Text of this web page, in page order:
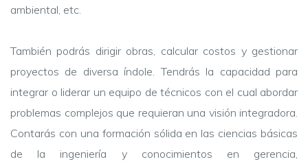
ambiental, etc.
También podrás dirigir obras, calcular costos y gestionar
proyectos de diversa índole. Tendrás la capacidad para
integrar o liderar un equipo de técnicos con el cual abordar
problemas complejos que requieran una visión integradora.
Contarás con una formación sólida en las ciencias básicas
de la ingeniería y conocimientos en gerencia,